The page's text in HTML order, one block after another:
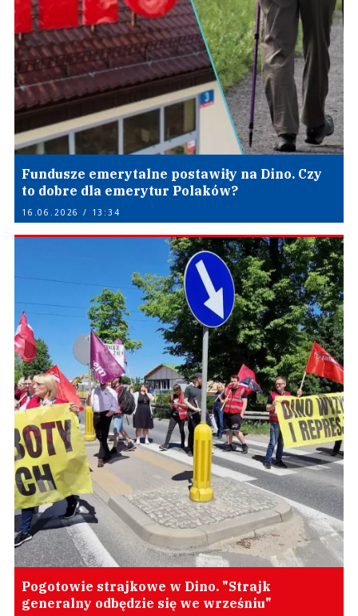
Fundusze emerytalne postawiły na Dino. Czy
to dobre dla emerytur Polaków?
16.06.2026 / 13:34
Pogotowie strajkowe w Dino. "Strajk
generalny odbędzie się we wrześniu"